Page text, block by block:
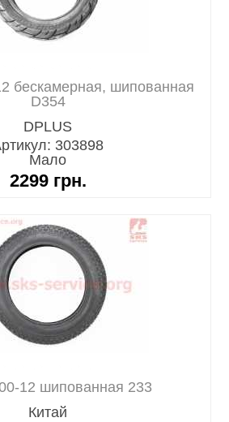
бескамерная, шипованная
D354
303898
Мало
2299 грн.
12 шипованная 233
Китай